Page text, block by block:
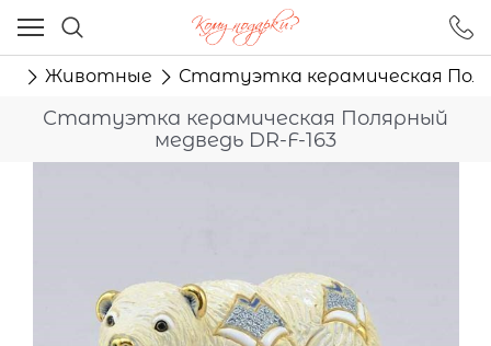
Животные Статуэтка керамическая
Статуэтка керамическая Полярный
медведь DR-F-163
Ваш город - Москва,
угадали?
ДА НЕТ